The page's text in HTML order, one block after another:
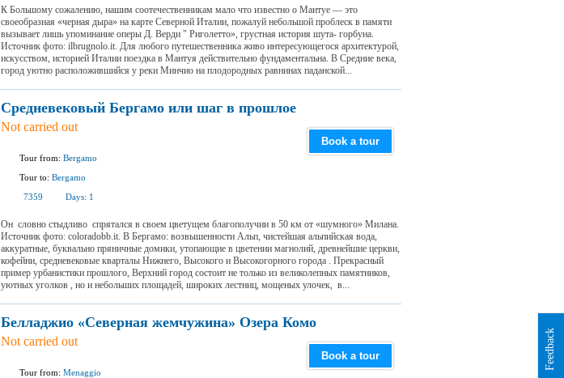
К Большому сожалению, нашим соотечественникам мало что известно о Мантуе — это
своеобразная «черная дыра» на карте Северной Италии, пожалуй небольшой проблеск в памяти
вызывает лишь упоминание оперы Д. Верди " Риголетто», грустная история шута- горбуна.
Источник фото: ilbrugnolo.it. Для любого путешественника живо интересующегося архитектурой,
искусством, историей Италии поездка в Мантуя действительно фундаментальна. В Средние века,
город уютно расположившийся у реки Минчио на плодородных равнинах паданской...
Средневековый Бергамо или шаг в прошлое
Not carried out
Tour from: Bergamo
Tour to: Bergamo
7359
Days: 1
Book a tour
Он словно стыдливо спрятался в своем цветущем благополучии в 50 км от «шумного» Милана.
Источник фото: coloradobb.it. В Бергамо: возвышенности Альп, чистейшая альпийская вода,
аккуратные, буквально пряничные домики, утопающие в цветении магнолий, древнейшие церкви,
кофейни, средневековые кварталы Нижнего, Высокого и Высокогорного города . Прекрасный
пример урбанистики прошлого, Верхний город состоит не только из великолепных памятников,
уютных уголков , но и небольших площадей, широких лестниц, мощеных улочек, в...
Белладжио «Северная жемчужина» Озера Комо
Not carried out
Tour from: Menaggio
Book a tour Feedback